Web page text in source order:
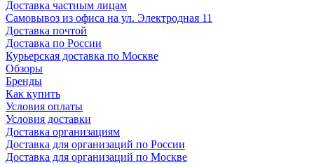
Доставка частным лицам
Самовывоз из офиса на ул. Электродная 11
Доставка почтой
Доставка по России
Курьерская доставка по Москве
Обзоры
Бренды
Как купить
Условия оплаты
Условия доставки
Доставка организациям
Доставка для организаций по России
Доставка для организаций по Москве